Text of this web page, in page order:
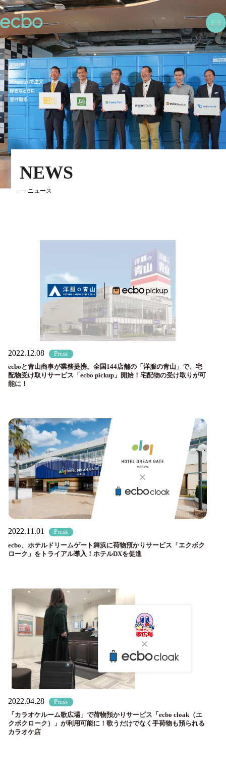
NEWS
ニュース
2022.12.08
Press
ecboと青山商事が業務提携。全国144店舗の「洋服の青山」で、宅
配物受け取りサービス「ecbo pickup」開始！宅配物の受け取りが可
能に！
2022.11.01
Press
ecbo、ホテルドリームゲート舞浜に荷物預かりサービス「エクボク
ローク」をトライアル導入！ホテルDXを促進
2022.04.28
Press
「カラオケルーム歌広場」で荷物預かりサービス「ecbo cloak（エ
クボクローク）」が利用可能に！歌うだけでなく手荷物も預られる
カラオケ店